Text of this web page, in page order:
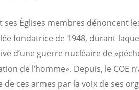
ses Églises membres dénoncent
fondatrice de 1948, durant
d’une guerre nucléaire de
de l’homme». Depuis, le COE
de ces armes par la voix de ses